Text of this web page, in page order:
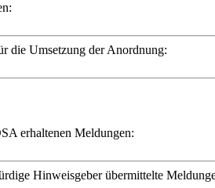
die Umsetzung der Anordnung:
erhaltenen Meldungen:
Hinweisgeber übermittelte